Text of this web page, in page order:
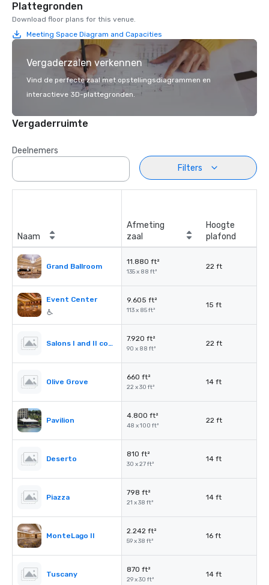
Plattegronden
Download floor plans for this venue.
Meeting Space Diagram and Capacities
Vergaderzalen verkennen
Vind de perfecte zaal met opstellingsdiagrammen en
interactieve 3D-plattegronden.
Vergaderruimte
Deelnemers
Filters
Naam
Afmeting
zaal
Hoogte
plafond
Grand Ballroom
11.880 ft²
135 x 88 ft²
22 ft
Event Center 9.605 ft²
113 x 85 ft²
15 ft
Salons I and II combined
7.920 ft²
90 x 88 ft²
22 ft
Olive Grove
660 ft²
22 x 30 ft²
14 ft
Pavilion
4.800 ft²
48 x 100 ft²
22 ft
Deserto
810 ft²
30 x 27 ft²
14 ft
Piazza
798 ft²
21 x 38 ft²
14 ft
MonteLago II
2.242 ft²
59 x 38 ft²
16 ft
Tuscany
870 ft²
29 x 30 ft²
14 ft